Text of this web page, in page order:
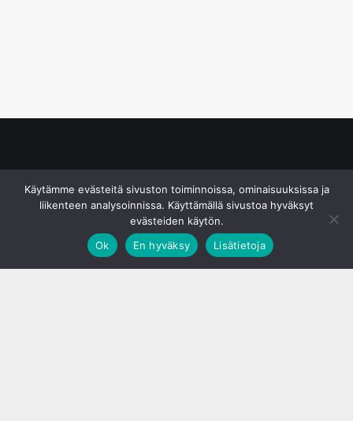
Käytämme evästeitä sivuston toiminnoissa, ominaisuuksissa ja
liikenteen analysoinnissa. Käyttämällä sivustoa hyväksyt
evästeiden käytön.
Ok
En hyväksy Lisätietoja